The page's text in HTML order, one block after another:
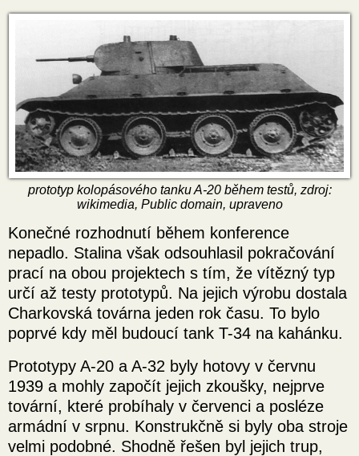
prototyp kolopásového tanku A-20 během testů, zdroj:
wikimedia, Public domain, upraveno
Konečné rozhodnutí během konference
nepadlo. Stalina však odsouhlasil pokračování
prací na obou projektech s tím, že vítězný typ
určí až testy prototypů. Na jejich výrobu dostala
Charkovská továrna jeden rok času. To bylo
poprvé kdy měl budoucí tank T-34 na kahánku.
Prototypy A-20 a A-32 byly hotovy v červnu
1939 a mohly započít jejich zkoušky, nejprve
tovární, které probíhaly v červenci a posléze
armádní v srpnu. Konstrukčně si byly oba stroje
velmi podobné. Shodně řešen byl jejich trup,